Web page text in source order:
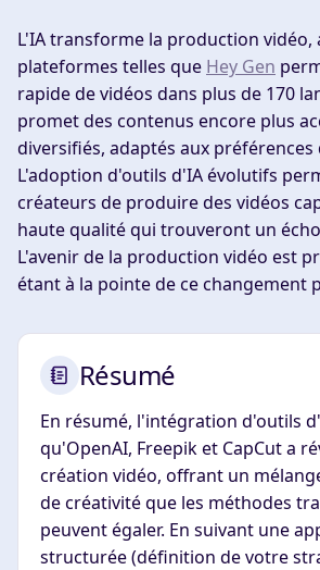
L'IA transforme la production vidéo,
plateformes telles que Hey Gen
rapide de vidéos dans plus de 170
promet des contenus encore plus
diversifiés, adaptés aux préférences
L'adoption d'outils d'IA évolutifs
créateurs de produire des vidéos
haute qualité qui trouveront un
L'avenir de la production vidéo est
étant à la pointe de ce changement
Résumé
En résumé, l'intégration d'outils
qu'OpenAI, Freepik et CapCut a
création vidéo, offrant un
de créativité que les méthodes
peuvent égaler. En suivant une
structurée (définition de votre